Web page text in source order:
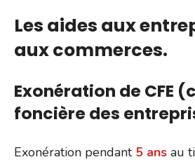
Les aides aux
aux commerces.
Exonération de CFE
foncière des
Exonération pendant 5 ans au